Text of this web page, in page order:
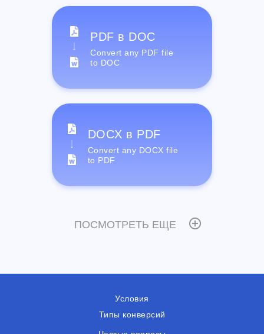
PDF в DOC
Convert any PDF file
to DOC
DOCX в PDF
Convert any DOCX file
to PDF
ПОСМОТРЕТЬ ЕЩЕ
Условия
Типы конверсий